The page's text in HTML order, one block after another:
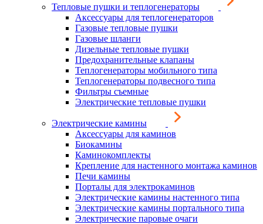
Тепловые пушки и теплогенераторы
Аксессуары для теплогенераторов
Газовые тепловые пушки
Газовые шланги
Дизельные тепловые пушки
Предохранительные клапаны
Теплогенераторы мобильного типа
Теплогенераторы подвесного типа
Фильтры съемные
Электрические тепловые пушки
Электрические камины
Аксессуары для каминов
Биокамины
Каминокомплекты
Крепление для настенного монтажа каминов
Печи камины
Порталы для электрокаминов
Электрические камины настенного типа
Электрические камины портального типа
Электрические паровые очаги